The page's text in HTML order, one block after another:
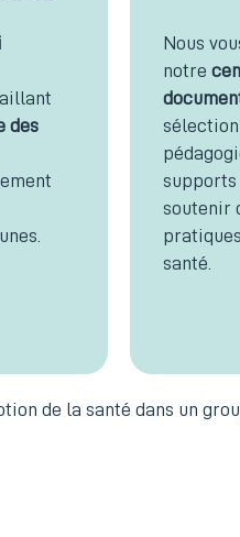
des
Nous
notre
sélection
supports
soutenir
santé.
de la santé dans un